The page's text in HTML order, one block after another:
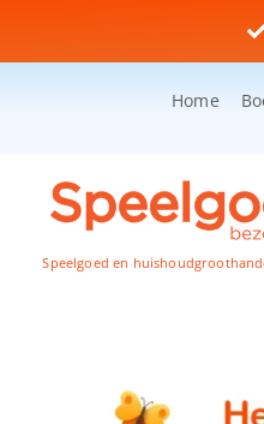
inhoud
Home
Speelgoed en